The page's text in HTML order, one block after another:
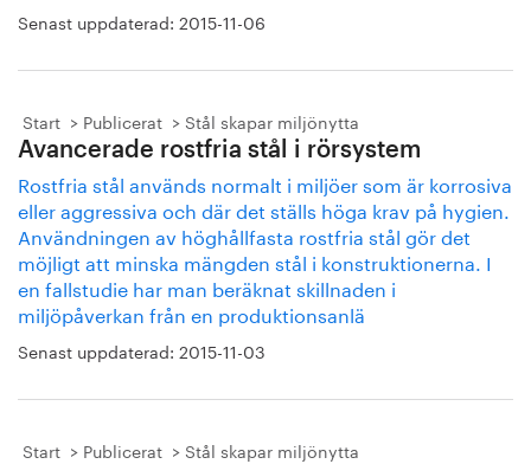
Senast uppdaterad: 2015-11-06
Start Publicerat Stål skapar miljönytta
Avancerade rostfria stål i rörsystem
Rostfria stål används normalt i miljöer som är korrosiva
eller aggressiva och där det ställs höga krav på hygien.
Användningen av höghållfasta rostfria stål gör det
möjligt att minska mängden stål i konstruktionerna. I
en fallstudie har man beräknat skillnaden i
miljöpåverkan från en produktionsanlä
Senast uppdaterad: 2015-11-03
Start Publicerat Stål skapar miljönytta